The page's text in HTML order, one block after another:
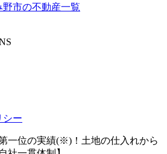
野市の不動産一覧
シー
一位の実績(※)！土地の仕入れから